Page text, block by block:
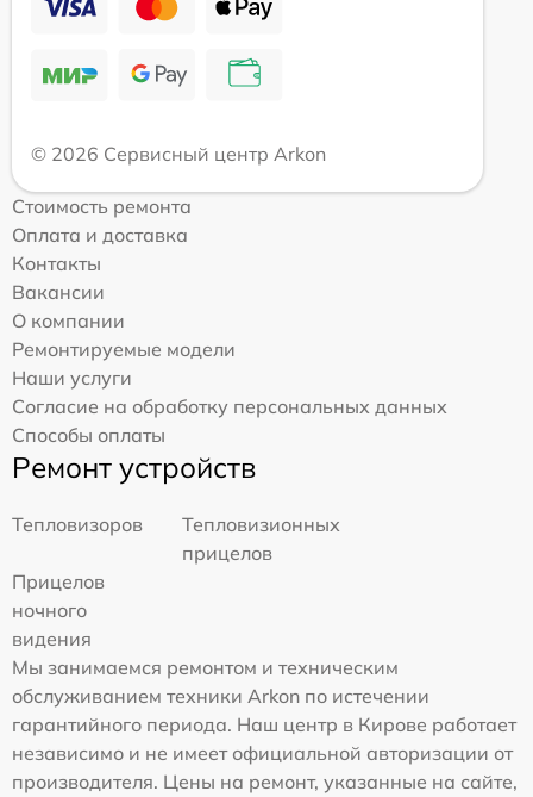
© 2026 Сервисный центр Arkon
Стоимость ремонта
Оплата и доставка
Контакты
Вакансии
О компании
Ремонтируемые модели
Наши услуги
Согласие на обработку персональных данных
Способы оплаты
Ремонт устройств
Тепловизоров
Тепловизионных
прицелов
Прицелов
ночного
видения
Мы занимаемся ремонтом и техническим
обслуживанием техники Arkon по истечении
гарантийного периода. Наш центр в Кирове работает
независимо и не имеет официальной авторизации от
производителя. Цены на ремонт, указанные на сайте,